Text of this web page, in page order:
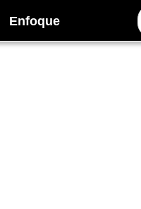
Enfoque